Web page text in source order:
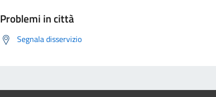
Problemi in città
Segnala disservizio